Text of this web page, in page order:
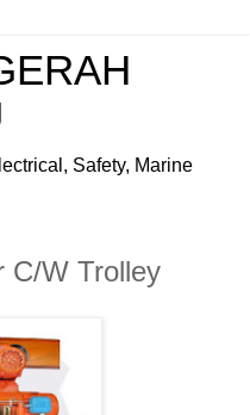
Safety, Marine
C/W Trolley